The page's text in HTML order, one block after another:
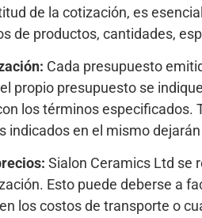
de la cotización, es
de productos, cantidades,
Cada presupuesto
propio presupuesto se
los términos
indicados en el mismo
Sialon Ceramics Ltd se
Esto puede deberse a
los costos de transporte o